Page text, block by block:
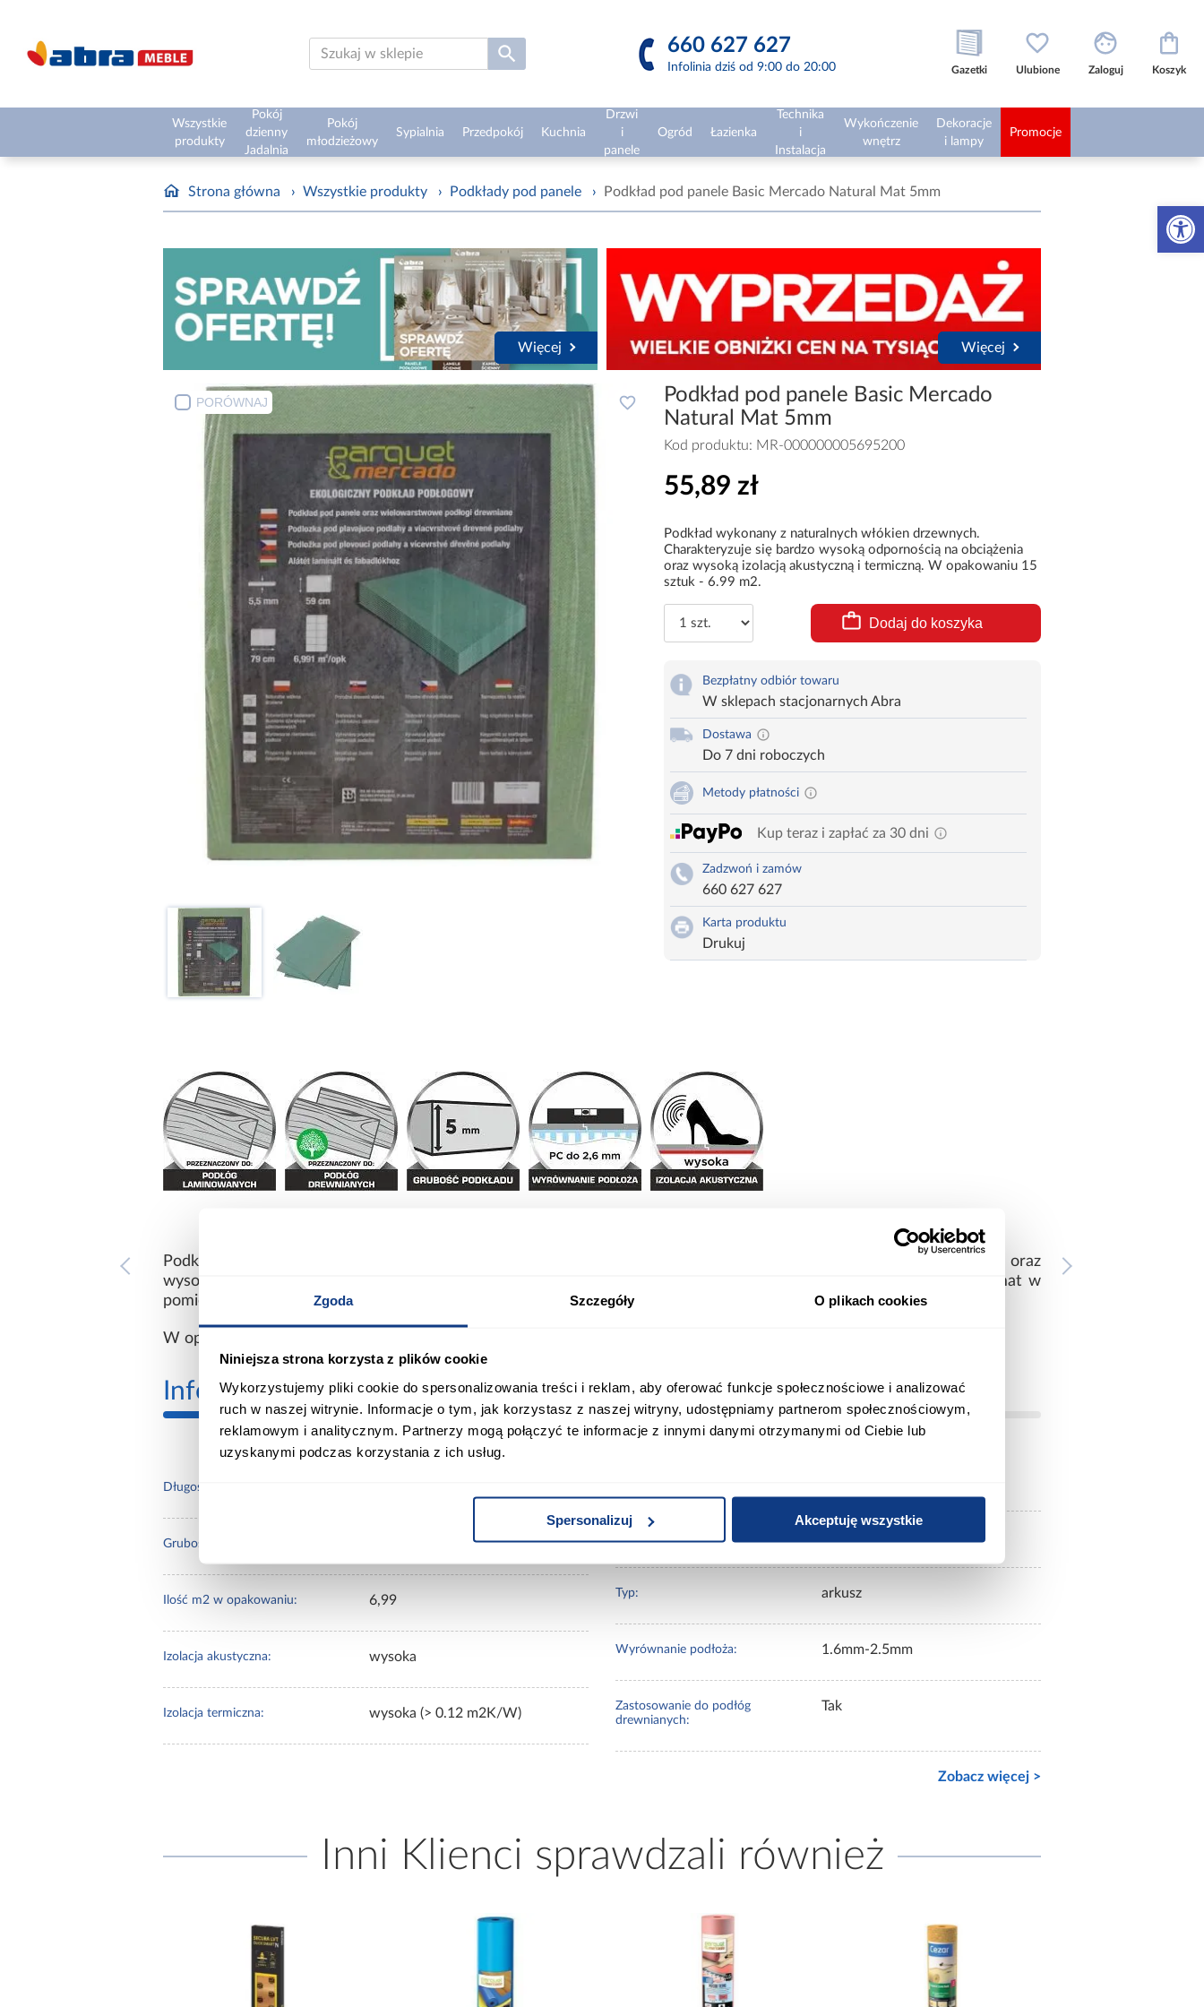
Zgoda Szczegóły O plikach cookies
Niniejsza strona korzysta z plików cookie
Wykorzystujemy pliki cookie do spersonalizowania treści i reklam, aby oferować funkcje społecznościowe i analizować
ruch w naszej witrynie. Informacje o tym, jak korzystasz z naszej witryny, udostępniamy partnerom społecznościowym,
reklamowym i analitycznym. Partnerzy mogą połączyć te informacje z innymi danymi otrzymanymi od Ciebie lub
uzyskanymi podczas korzystania z ich usług.
Spersonalizuj Akceptuję wszystkie
Otwórz
660 627 627
Infolinia dziś od 9:00 do 20:00 Gazetki Ulubione Zaloguj Koszyk
Wszystkie
produkty
Pokój
dzienny
Jadalnia
Pokój
młodzieżowy
Sypialnia Przedpokój Kuchnia
Drzwi
i
panele
Ogród Łazienka
Technika
i
Instalacja
Wykończenie
wnętrz
Dekoracje
i lampy
Promocje
Strona główna › Wszystkie produkty › Podkłady pod panele › Podkład pod panele Basic Mercado Natural Mat 5mm
Więcej Więcej
PORÓWNAJ
Podkład pod panele Basic Mercado
Natural Mat 5mm
Kod produktu: MR-000000005695200
55,89 zł
Podkład wykonany z naturalnych włókien drzewnych.
Charakteryzuje się bardzo wysoką odpornością na obciążenia
oraz wysoką izolacją akustyczną i termiczną. W opakowaniu 15
sztuk - 6.99 m2.
Dodaj do koszyka
Bezpłatny odbiór towaru
W sklepach stacjonarnych Abra
Dostawa
Do 7 dni roboczych
Metody płatności
Kup teraz i zapłać za 30 dni
Zadzwoń i zamów
660 627 627
Karta produktu
Drukuj
Podkład wykonany z naturalnych włókien drzewnych. Charakteryzuje się bardzo wysoką odpornością na obciążenia oraz
wysoką izolacją akustyczną i termiczną. Dzięki strukturze drewna podkład jest trwały, zapewnia zdrowy mikroklimat w
pomieszczeniach, natomiast jego montaż jest szybki i łatwy, dzięki systemowie bezklejowych typu klik/klik.
W opakowaniu 15 sztuk - 6.99 m2.
Informacje Transport Informacje o produkcie
Długość [mm]:
Grubość [mm]:
Ilość m2 w opakowaniu: 6,99
Izolacja akustyczna: wysoka
Izolacja termiczna: wysoka (> 0.12 m2K/W)
Typ: arkusz
Wyrównanie podłoża: 1.6mm-2.5mm
Zastosowanie do podłóg
drewnianych:
Tak
Zobacz więcej >
Inni Klienci sprawdzali również